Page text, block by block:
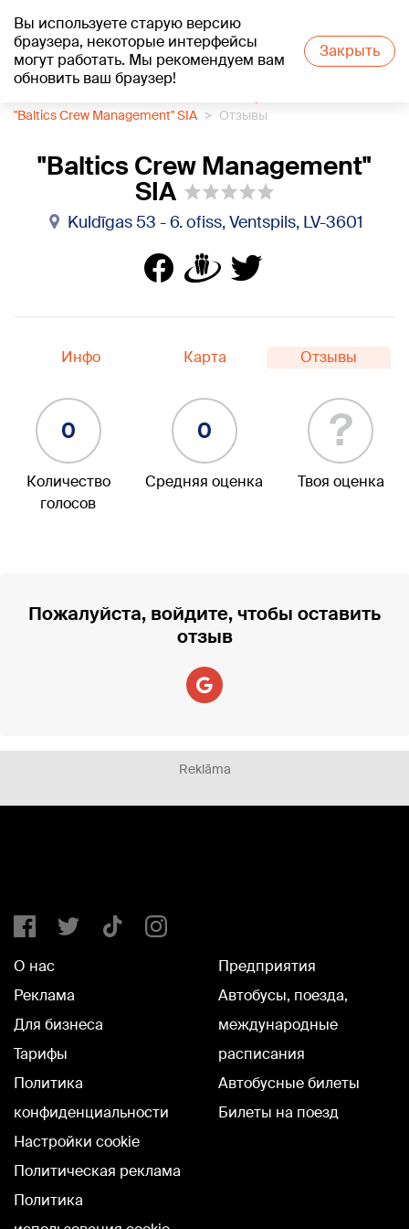
Вы используете старую версию
браузера, некоторые интерфейсы
могут работать. Мы рекомендуем вам
обновить ваш браузер!
Закрыть
+20°C
"Baltics Crew Management" SIA
Отзывы
"Baltics Crew Management"
SIA
Kuldīgas 53 - 6. ofiss, Ventspils, LV-3601
Инфо Карта Отзывы
0
Количество
голосов
0
Средняя оценка
?
Твоя оценка
Пожалуйста, войдите, чтобы оставить
отзыв
Reklāma
О нас
Реклама
Для бизнеса
Тарифы
Политика
конфиденциальности
Настройки cookie
Политическая реклама
Политика
Предприятия
Автобусы, поезда,
международные
расписания
Автобусные билеты
Билеты на поезд